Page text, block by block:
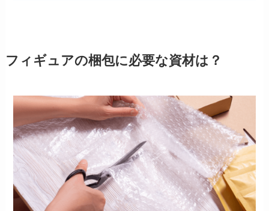
フィギュアの梱包に必要な資材は？